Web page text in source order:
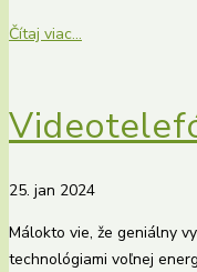
Čítaj viac...
25. jan 2024
Málokto vie, že geniálny
technológiami voľnej